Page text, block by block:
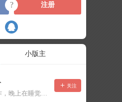
? 注册
小版主
白天在工作，晚上在睡觉，有事可以留言，不一定能及时回复！
关注